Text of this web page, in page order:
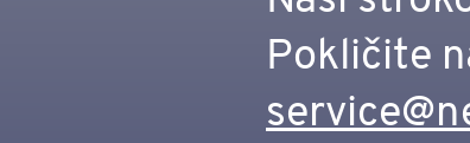
Pokličite